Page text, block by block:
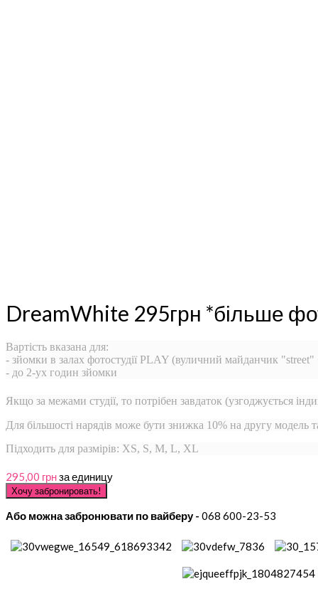
DreamWhite 295грн *більше
Вартість вказана для:
- зйомки в залах фотостудії PLAY (вуличний майданчик "street"
- до 2-ух годин зйомки
Якщо за межами студії, то потрібен завдаток (узгоджується
Для більшості нарядів може бути знижка 10% на другу
Підходить для размірів: XS, S, M, L, XL
295,00 грнза единицу
Або можна забронювати по вайберу - 068 600-23-53